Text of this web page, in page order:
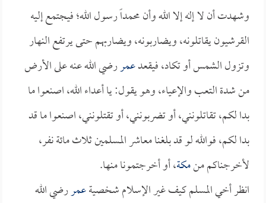
وشهدت أن لا إله إلا الله وأن محمداً رسول الله؛ فيجتمع إليه
القرشيون يقاتلونه، ويضاربونه، ويضاربهم حتى يرتفع النهار
وتزول الشمس أو تكاد، فيقعدعمررضي الله عنه على الأرض
من شدة التعب والإعياء، وهو يقول: يا أعداء الله، اصنعوا ما
بدا لكم، تقاتلونني، أو تضربونني، أو تقتلونني، اصنعوا ما قد
بدا لكم، فوالله لو قد بلغنا معاشر المسلمين ثلاث مائة نفر،
لأخرجناكم منمكة، أو أخرجتمونا منها.
انظر أخي المسلم كيف غير الإسلام شخصيةعمررضي الله